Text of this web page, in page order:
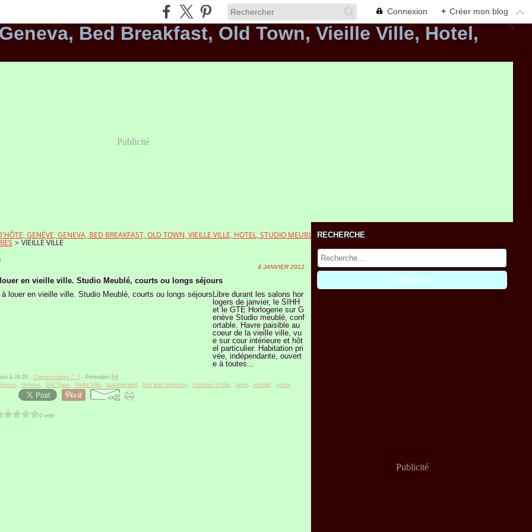
Connexion + Créer mon blog
Publicité
GENÈVE, GENEVA, BED BREAKFAST, OLD TOWN, VIEILLE VILLE, HOTEL, STUDIO MEUBLÉ
> VIEILLE VILLE
4 JANVIER 2012
en vieille ville. Studio Meublé, courts ou longs séjours
Libre durant les salons hor
logers de janvier, le SIHH
et le GTE Horlogerie sur G
enève Studio meublé, conf
ortable. Havre paisible au
coeur de la vieille ville, vu
e sur cour intérieure et hôt
el particulier. Habitation pri
vée, indépendante, ouvert
e à toutes...
à 20:20 - Commentaires [ …] - Permalien [#]
, Genève, OId Town, Vieille Ville, appartement , bed and breakfast , chambre d'hôte, hotel , meublé, studio
0 vote
RECHERCHE
Publicité